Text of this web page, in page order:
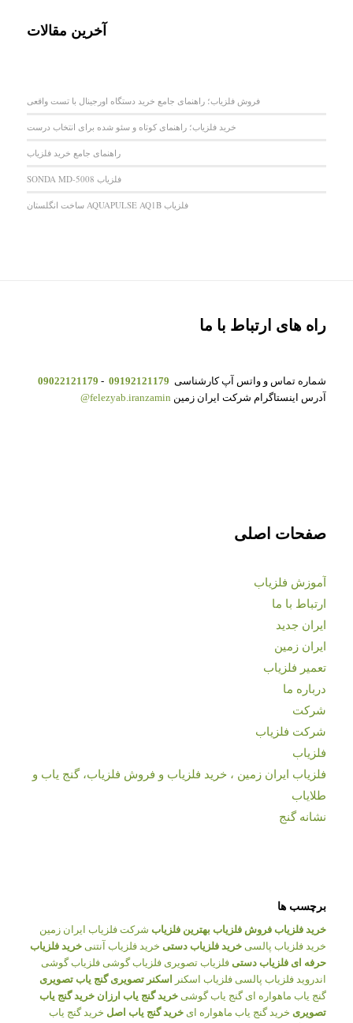
آخرین مقالات
فروش فلزیاب؛ راهنمای جامع خرید دستگاه اورجینال با تست واقعی
خرید فلزیاب؛ راهنمای کوتاه و سئو شده برای انتخاب درست
راهنمای جامع خرید فلزیاب
فلزیاب SONDA MD-5008
فلزیاب AQUAPULSE AQ1B ساخت انگلستان
راه های ارتباط با ما
شماره تماس و واتس آپ کارشناسی 09192121179
-
09022121179
آدرس اینستاگرام شرکت ایران زمین felezyab.iranzamin@
صفحات اصلی
آموزش فلزیاب
ارتباط با ما
ایران جدید
ایران زمین
تعمیر فلزیاب
درباره ما
شرکت
شرکت فلزیاب
فلزیاب
فلزیاب ایران زمین ، خرید فلزیاب و فروش فلزیاب، گنج یاب و
طلایاب
نشانه گنج
برچسب ها
خرید فلزیاب فروش فلزیاب بهترین فلزیاب شرکت فلزیاب ایران زمین
خرید فلزیاب پالسی خرید فلزیاب دستی خرید فلزیاب آنتنی خرید فلزیاب
حرفه ای فلزیاب دستی فلزیاب تصویری فلزیاب گوشی فلزیاب گوشی
اندروید فلزیاب پالسی فلزیاب اسکنر اسکنر تصویری گنج یاب تصویری
گنج یاب ماهواره ای گنج یاب گوشی خرید گنج یاب ارزان خرید گنج یاب
تصویری خرید گنج یاب ماهواره ای خرید گنج یاب اصل خرید گنج یاب